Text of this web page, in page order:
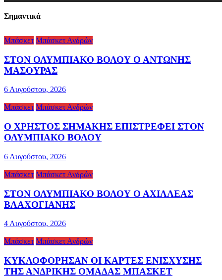
Σημαντικά
Μπάσκετ Μπάσκετ Ανδρών
ΣΤΟΝ ΟΛΥΜΠΙΑΚΟ ΒΟΛΟΥ Ο ΑΝΤΩΝΗΣ
ΜΑΣΟΥΡΑΣ
6 Αυγούστου, 2026
Μπάσκετ Μπάσκετ Ανδρών
Ο ΧΡΗΣΤΟΣ ΣΗΜΑΚΗΣ ΕΠΙΣΤΡΕΦΕΙ ΣΤΟΝ
ΟΛΥΜΠΙΑΚΟ ΒΟΛΟΥ
6 Αυγούστου, 2026
Μπάσκετ Μπάσκετ Ανδρών
ΣΤΟΝ ΟΛΥΜΠΙΑΚΟ ΒΟΛΟΥ Ο ΑΧΙΛΛΕΑΣ
ΒΛΑΧΟΓΙΑΝΗΣ
4 Αυγούστου, 2026
Μπάσκετ Μπάσκετ Ανδρών
ΚΥΚΛΟΦΟΡΗΣΑΝ ΟΙ ΚΑΡΤΕΣ ΕΝΙΣΧΥΣΗΣ
ΤΗΣ ΑΝΔΡΙΚΗΣ ΟΜΑΔΑΣ ΜΠΑΣΚΕΤ